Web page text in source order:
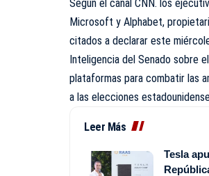
Según el canal CNN. los
Microsoft y Alphabet,
citados a declarar este
Inteligencia del Senado sobre
plataformas para combatir las
a las elecciones
Leer Más
Tesla